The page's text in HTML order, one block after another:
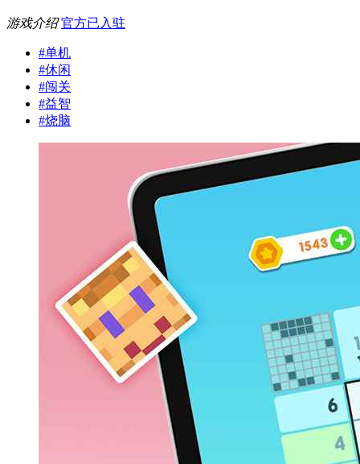
游戏介绍 官方已入驻
#单机
#休闲
#闯关
#益智
#烧脑